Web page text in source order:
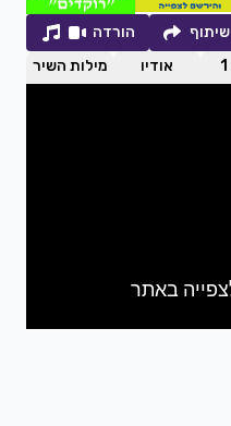
שיתוף
הורדה
אודיו מילות השיר